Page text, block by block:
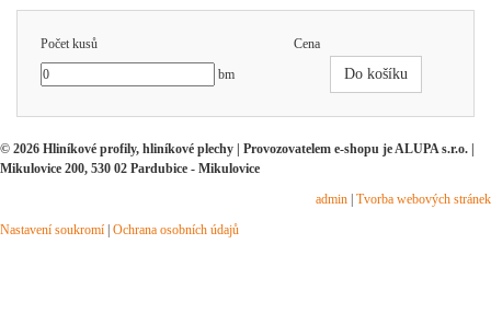
Počet kusů
Cena
bm
Do košíku
© 2026 Hliníkové profily, hliníkové plechy | Provozovatelem e-shopu je ALUPA s.r.o. |
Mikulovice 200, 530 02 Pardubice - Mikulovice
admin Tvorba webových stránek
Nastavení soukromí Ochrana osobních údajů